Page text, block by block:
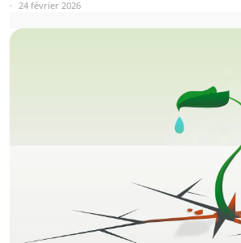
24 février 2026